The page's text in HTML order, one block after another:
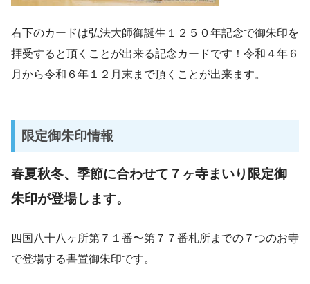
右下のカードは弘法大師御誕生１２５０年記念で御朱印を
拝受すると頂くことが出来る記念カードです！令和４年６
月から令和６年１２月末まで頂くことが出来ます。
限定御朱印情報
春夏秋冬、季節に合わせて７ヶ寺まいり限定御
朱印が登場します。
四国八十八ヶ所第７１番〜第７７番札所までの７つのお寺
で登場する書置御朱印です。